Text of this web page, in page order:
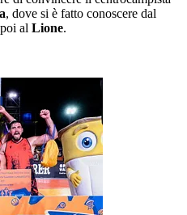
, dove si è fatto conoscere dal
al Lione.